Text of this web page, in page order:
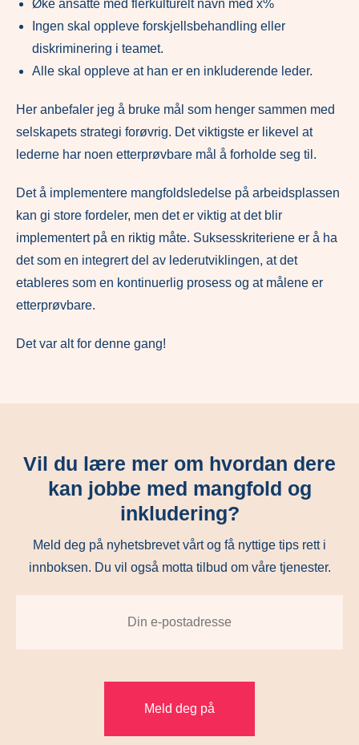
Øke ansatte med flerkulturelt navn med x%
Ingen skal oppleve forskjellsbehandling eller
diskriminering i teamet.
Alle skal oppleve at han er en inkluderende leder.
Her anbefaler jeg å bruke mål som henger sammen med
selskapets strategi forøvrig. Det viktigste er likevel at
lederne har noen etterprøvbare mål å forholde seg til.
Det å implementere mangfoldsledelse på arbeidsplassen
kan gi store fordeler, men det er viktig at det blir
implementert på en riktig måte. Suksesskriteriene er å ha
det som en integrert del av lederutviklingen, at det
etableres som en kontinuerlig prosess og at målene er
etterprøvbare.
Det var alt for denne gang!
Vil du lære mer om hvordan dere
kan jobbe med mangfold og
inkludering?
Meld deg på nyhetsbrevet vårt og få nyttige tips rett i
innboksen. Du vil også motta tilbud om våre tjenester.